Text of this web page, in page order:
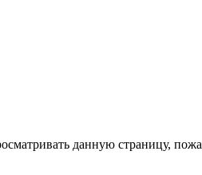
данную страницу,